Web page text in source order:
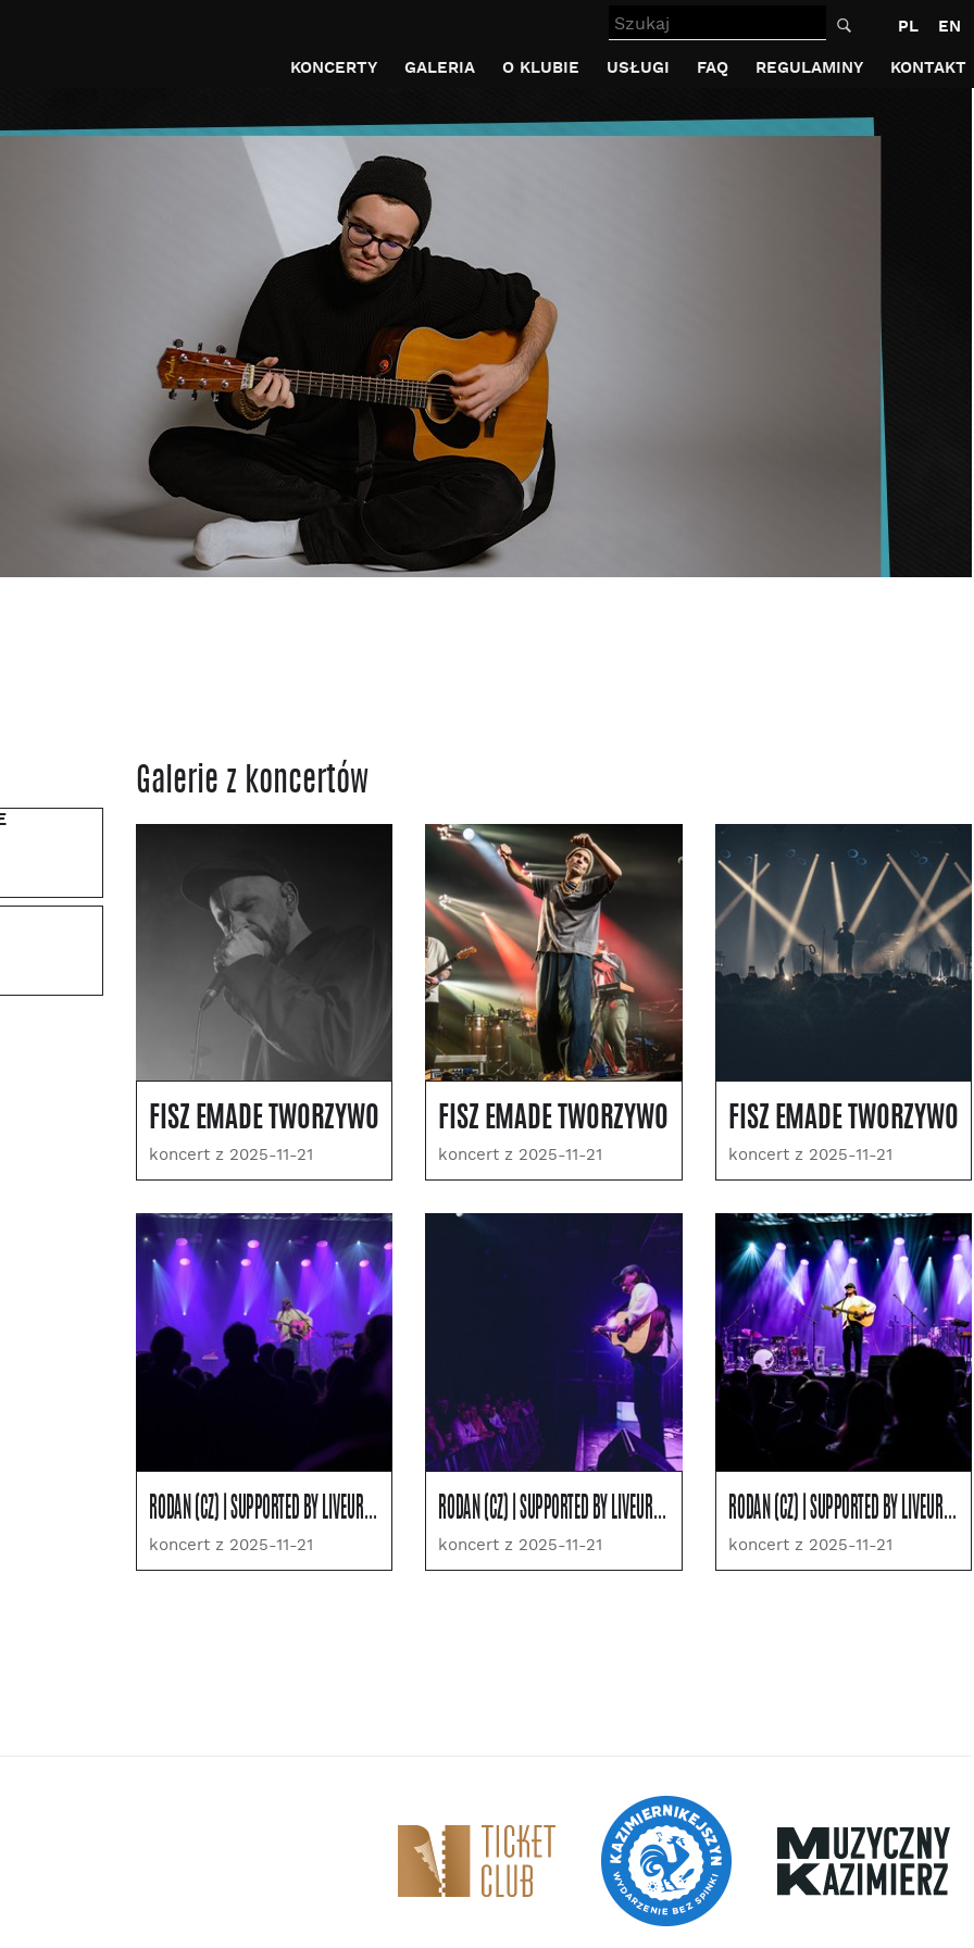
Szukaj PL
EN
KONCERTY
GALERIA O KLUBIE USŁUGI FAQ REGULAMINY KONTAKT
Galerie z koncertów
FISZ EMADE TWORZYWO
koncert z 2025-11-21
FISZ EMADE TWORZYWO
koncert z 2025-11-21
FISZ EMADE TWORZYWO
koncert z 2025-11-21
RODAN (CZ) | SUPPORTED BY LIVEUROPE
koncert z 2025-11-21
RODAN (CZ) | SUPPORTED BY LIVEUROPE
koncert z 2025-11-21
RODAN (CZ) | SUPPORTED BY LIVEUROPE
koncert z 2025-11-21